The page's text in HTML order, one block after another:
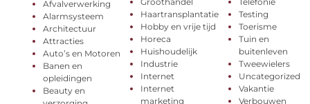
Afvalverwerking
Alarmsysteem
Architectuur
Attracties
Auto’s en Motoren
Banen en
opleidingen
Beauty en
Haartransplantatie
Hobby en vrije tijd
Horeca
Huishoudelijk
Industrie
Internet
Internet
marketing
Testing
Toerisme
Tuin en
buitenleven
Tweewielers
Uncategorized
Vakantie
Verbouwen